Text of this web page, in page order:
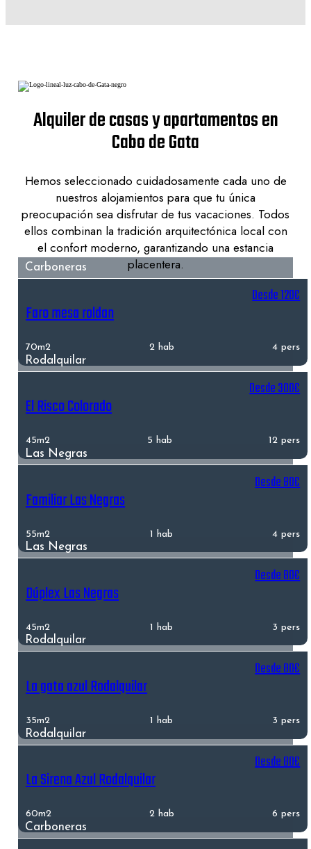
Alquiler de casas y apartamentos en
Cabo de Gata
Hemos seleccionado cuidadosamente cada uno de
nuestros alojamientos para que tu única
preocupación sea disfrutar de tus vacaciones. Todos
ellos combinan la tradición arquitectónica local con
el confort moderno, garantizando una estancia
placentera.
Carboneras
Faro mesa roldan
Desde 120€
70m2 2 hab 4 pers
Rodalquilar
El Risco Colorado
Desde 300€
45m2 5 hab 12 pers
Las Negras
Familiar Las Negras
Desde 80€
55m2 1 hab 4 pers
Las Negras
Dúplex Las Negras
Desde 80€
45m2 1 hab 3 pers
Rodalquilar
La gata azul Rodalquilar
Desde 80€
35m2 1 hab 3 pers
Rodalquilar
La Sirena Azul Rodalquilar
Desde 80€
60m2 2 hab 6 pers
Carboneras